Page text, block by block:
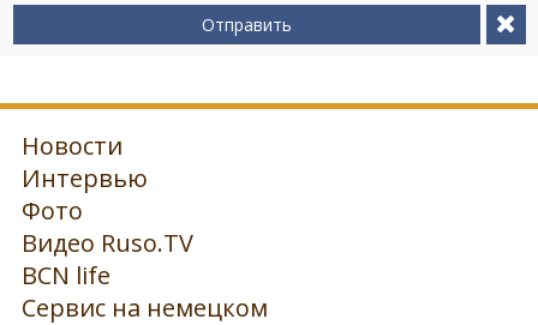
Отправить
Новости
Интервью
Фото
Видео Ruso.TV
BCN life
Сервис на немецком